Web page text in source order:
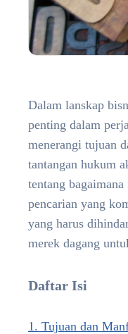
Dalam lanskap
penting dalam
menerangi tujuan
tantangan hukum
tentang
pencarian yang
yang harus
merek dagang
Daftar Isi
1. Tujuan dan